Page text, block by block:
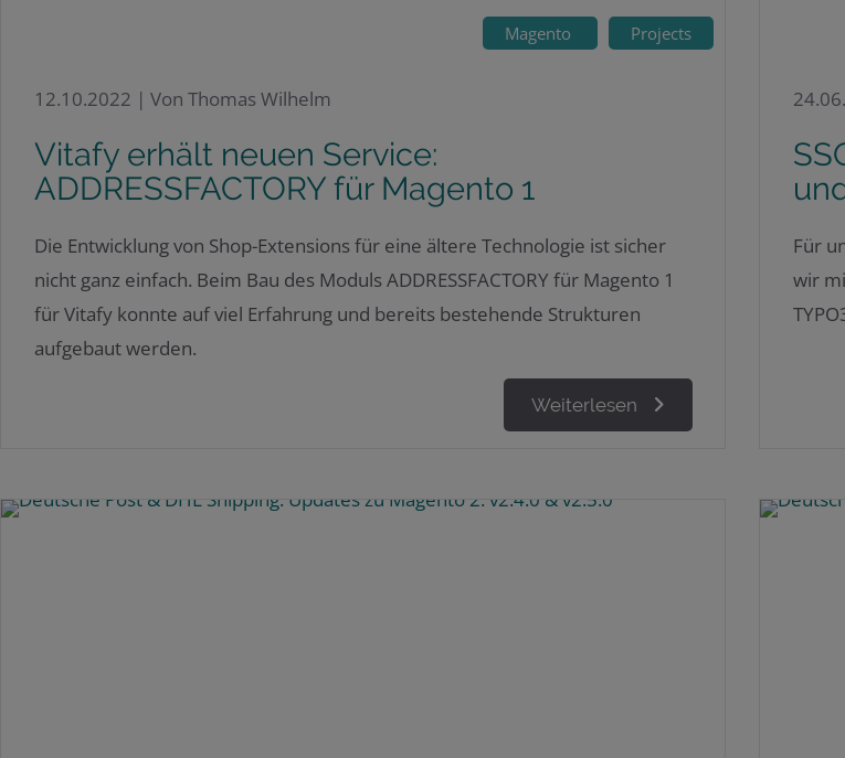
Magento Projects
12.10.2022 | Von Thomas Wilhelm
Vitafy erhält neuen Service:
ADDRESSFACTORY für Magento 1
Die Entwicklung von Shop-Extensions für eine ältere Technologie ist sicher
nicht ganz einfach. Beim Bau des Moduls ADDRESSFACTORY für Magento 1
für Vitafy konnte auf viel Erfahrung und bereits bestehende Strukturen
aufgebaut werden.
Weiterlesen
Für
wir